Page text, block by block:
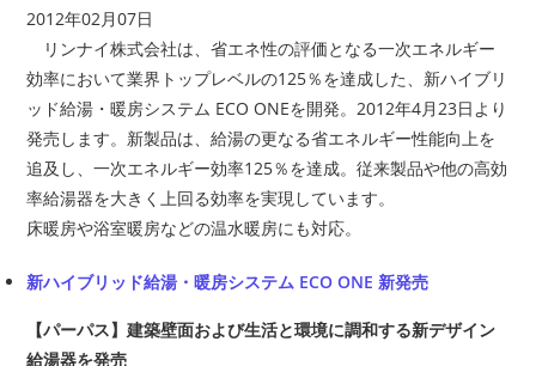
2012年02月07日
リンナイ株式会社は、省エネ性の評価となる一次エネルギー
効率において業界トップレベルの125％を達成した、新ハイブリ
ッド給湯・暖房システム ECO ONEを開発。2012年4月23日より
発売します。新製品は、給湯の更なる省エネルギー性能向上を
追及し、一次エネルギー効率125％を達成。従来製品や他の高効
率給湯器を大きく上回る効率を実現しています。
床暖房や浴室暖房などの温水暖房にも対応。
新ハイブリッド給湯・暖房システム ECO ONE 新発売
【パーパス】建築壁面および生活と環境に調和する新デザイン
給湯器を発売